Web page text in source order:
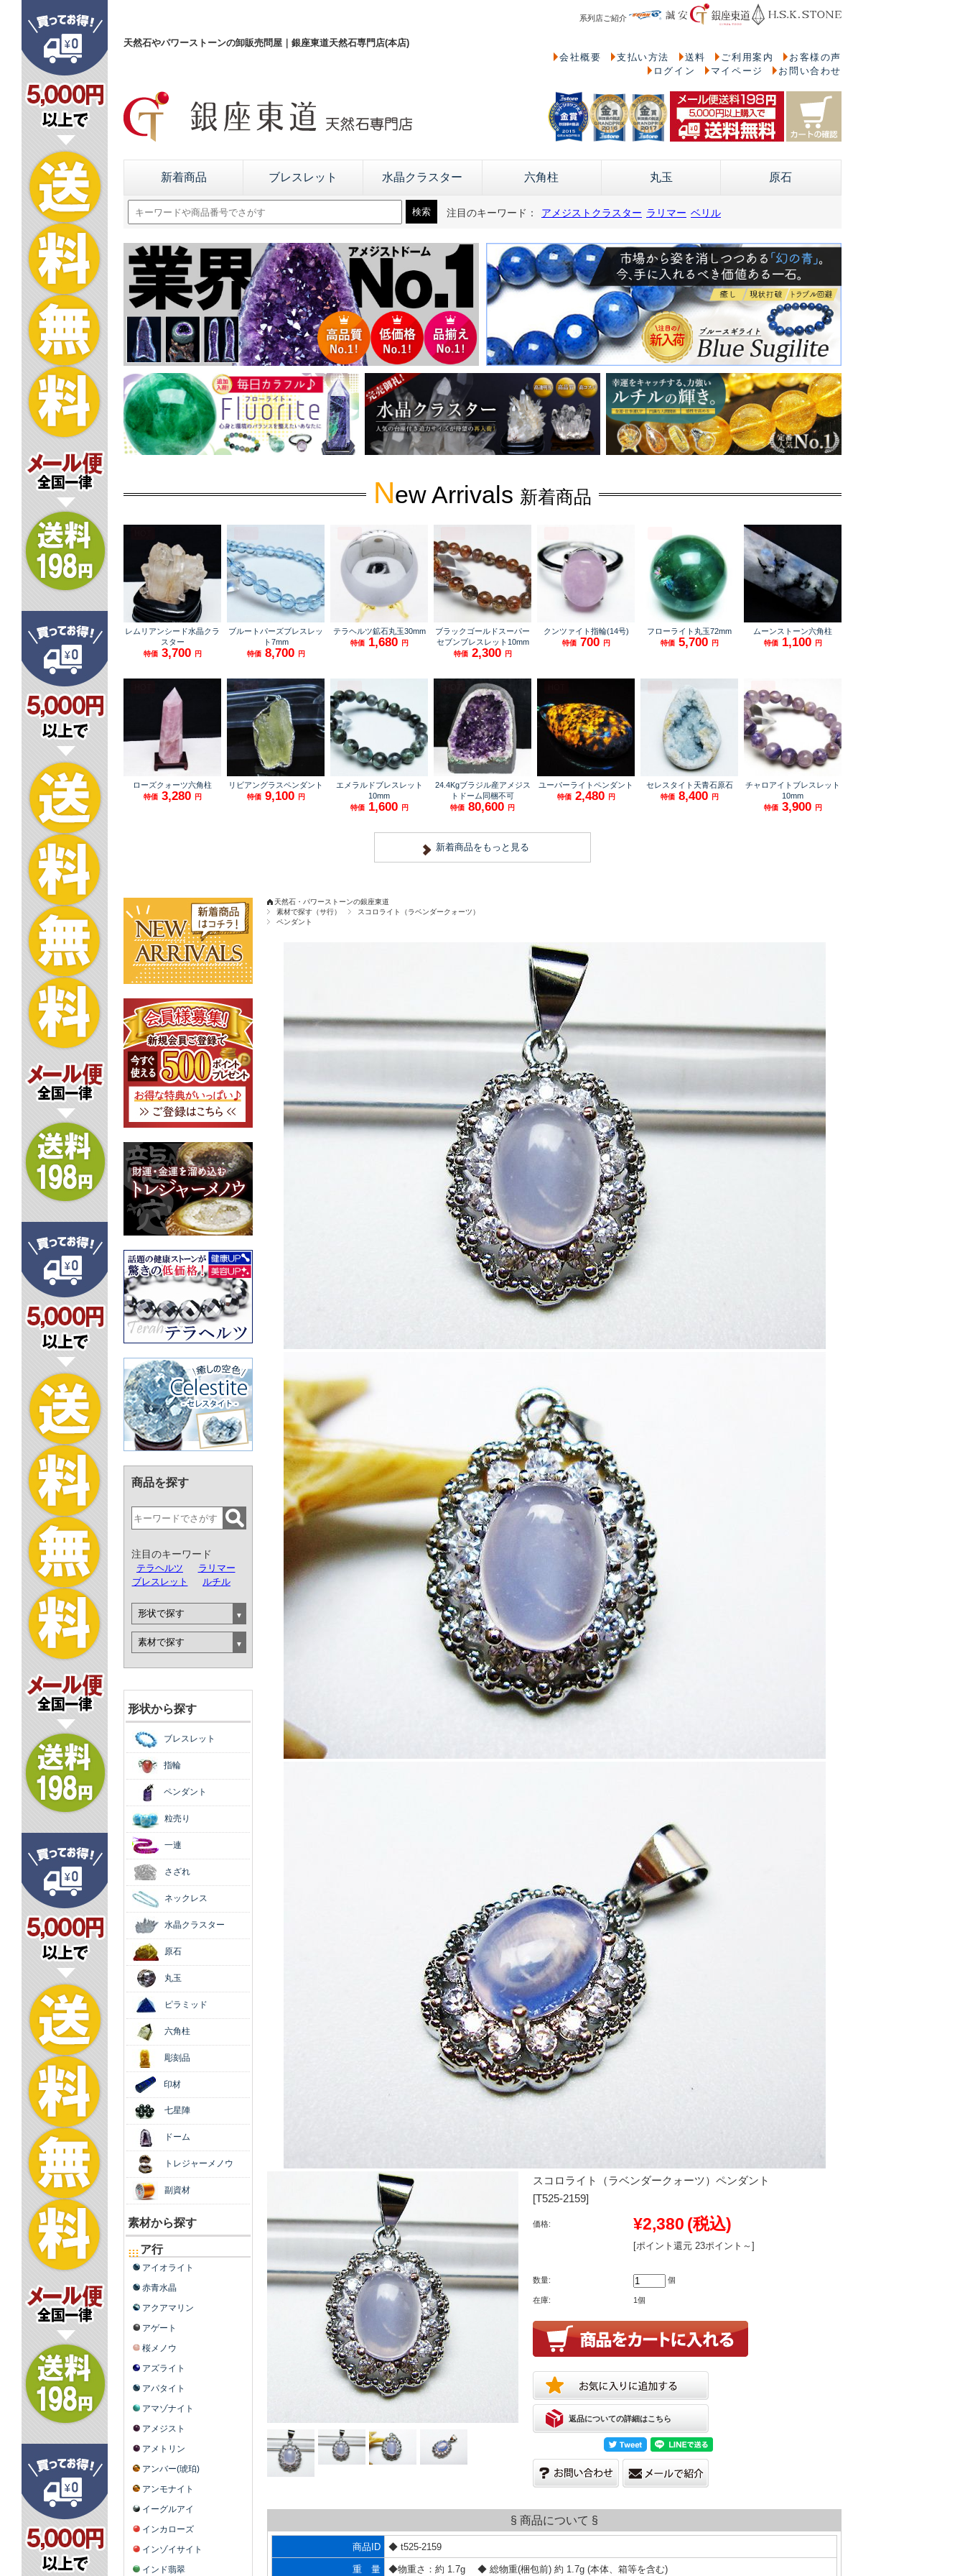
天然石やパワーストーンの卸販売問屋｜銀座東道天然石専門店(本店)
系列店ご紹介
会社概要 支払い方法 送料 ご利用案内
お客様の声
ログイン
マイページ お問い合わせ
新着商品 ブレスレット 水晶クラスター 六角柱 丸玉 原石
注目のキーワード： アメジストクラスター ラリマー ベリル
天然石・パワーストーンの銀座東道
素材で探す（サ行）
スコロライト（ラベンダークォーツ）
ペンダント
スコロライト（ラベンダークォーツ）ペンダント
[T525-2159]
価格: ¥2,380 (税込)
[ポイント還元 23ポイント～]
数量: 個
在庫: 1個
返品についての詳細はこちら
§ 商品について §
商品ID ◆ t525-2159
重 量 ◆物重さ：約 1.7g ◆ 総物重(梱包前) 約 1.7g (本体、箱等を含む)
商品を探す
注目のキーワード
テラヘルツ
ラリマー
ブレスレット
ルチル
形状から探す
ブレスレット
指輪
ペンダント
粒売り
一連
さざれ
ネックレス
水晶クラスター
原石
丸玉
ピラミッド
六角柱
彫刻品
印材
七星陣
ドーム
トレジャーメノウ
副資材
素材から探す
ア行
アイオライト
赤青水晶
アクアマリン
アゲート
桜メノウ
アズライト
アパタイト
アマゾナイト
アメジスト
アメトリン
アンバー(琥珀)
アンモナイト
イーグルアイ
インカローズ
インゾイサイト
インド翡翠